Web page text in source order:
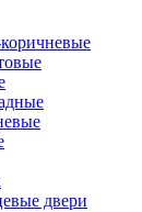
двери